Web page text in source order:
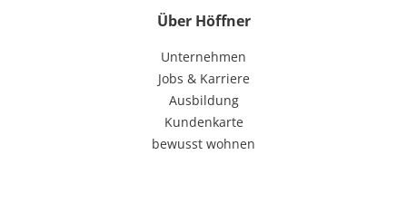
Über Höffner
Unternehmen
Jobs & Karriere
Ausbildung
Kundenkarte
bewusst wohnen